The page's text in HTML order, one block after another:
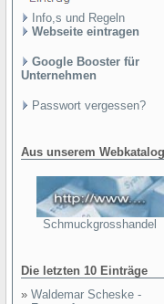
Info,s und Regeln
Webseite eintragen
Google Booster für
Unternehmen
Passwort vergessen?
Aus unserem Webkatalog
Schmuckgrosshandel
Die letzten 10 Einträge
» Waldemar Scheske -